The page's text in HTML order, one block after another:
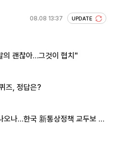
08.08 13:37 UPDATE
괜찮아…그것이 협치"
즈, 정답은?
오나…한국 新통상정책 교두보 활